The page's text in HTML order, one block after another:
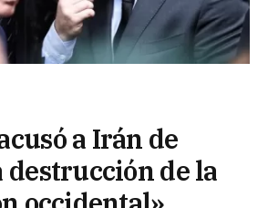
a Irán de
destrucción de la